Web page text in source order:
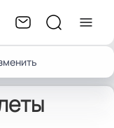
Раздаточные